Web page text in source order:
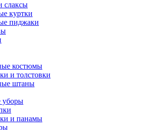
слаксы
куртки
пиджаки
костюмы
и толстовки
штаны
уборы
и панамы